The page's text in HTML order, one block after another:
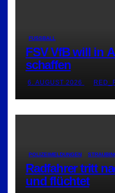
FUSSBALL
FSV VfB will in
schaffen
6. AUGUST 2026
POLIZEIMELDUNGEN
Radfahrer tritt
und flüchtet